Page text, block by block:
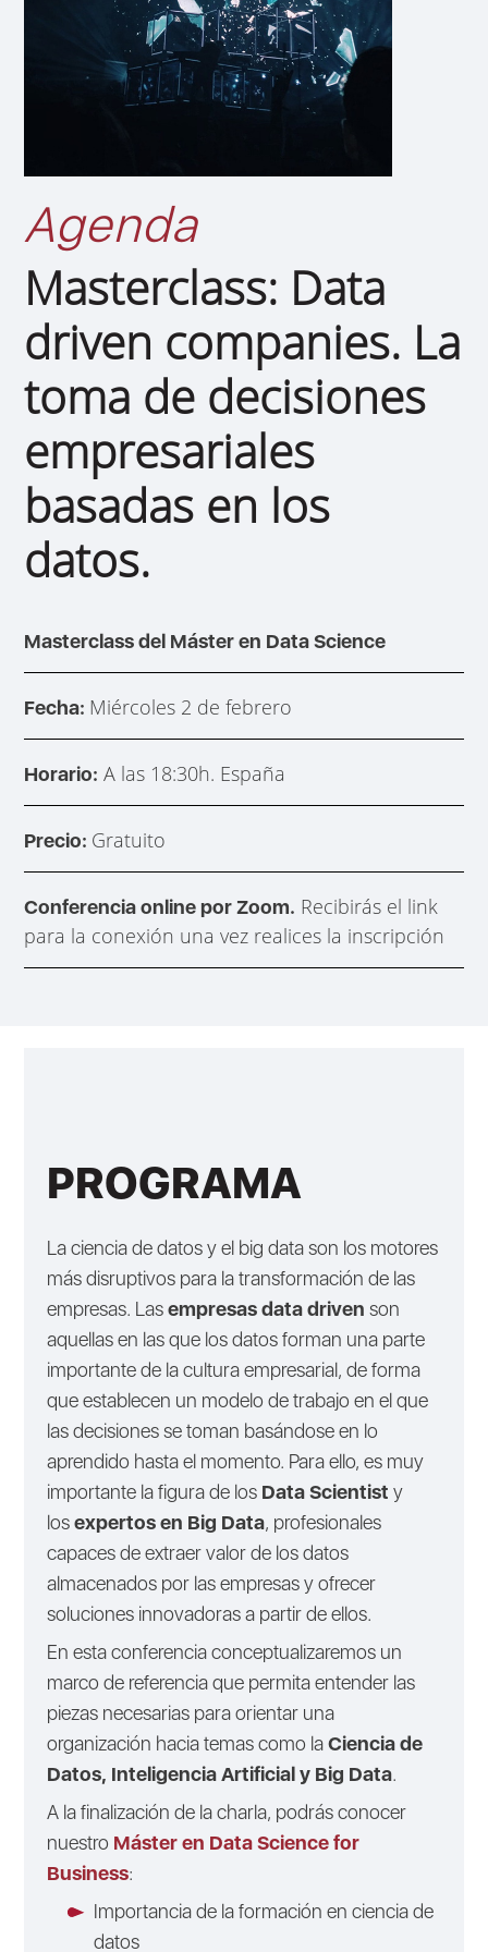
Agenda
Masterclass: Data
driven companies. La
toma de decisiones
empresariales
basadas en los
datos.
Masterclass del Máster en Data Science
Fecha: Miércoles 2 de febrero
Horario: A las 18:30h. España
Precio: Gratuito
Conferencia online por Zoom. Recibirás el link
para la conexión una vez realices la inscripción
PROGRAMA
La ciencia de datos y el big data son los motores
más disruptivos para la transformación de las
empresas. Lasempresas data driven son
aquellas en las que los datos forman una parte
importante de la cultura empresarial, de forma
que establecen un modelo de trabajo en el que
las decisiones se toman basándose en lo
aprendido hasta el momento. Para ello, es muy
importante la figura de los Data Scientist y
losexpertos en Big Data, profesionales
capaces de extraer valor de los datos
almacenados por las empresas y ofrecer
soluciones innovadoras a partir de ellos.
En esta conferencia conceptualizaremos un
marco de referencia que permita entender las
piezas necesarias para orientar una
organización hacia temas como laCiencia de
Datos, Inteligencia Artificial y Big Data.
A la finalización de la charla, podrás conocer
nuestro Máster en Data Science for
Business:
Importancia de la formación en ciencia de
datos